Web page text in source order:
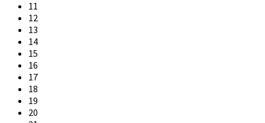
11
12
13
14
15
16
17
18
19
20